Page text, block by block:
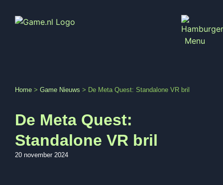
Home > Game Nieuws > De Meta Quest: Standalone VR bril
De Meta Quest:
Standalone VR bril
20 november 2024